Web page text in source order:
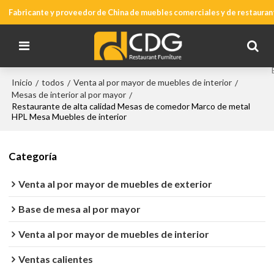
Fabricante y proveedor de China de muebles comerciales y de
Inicio / todos / Venta al por mayor de muebles de interior /
Mesas de interior al por mayor /
Restaurante de alta calidad Mesas de comedor Marco de metal
HPL Mesa Muebles de interior
Categoría
Venta al por mayor de muebles de exterior
Base de mesa al por mayor
Venta al por mayor de muebles de interior
Ventas calientes